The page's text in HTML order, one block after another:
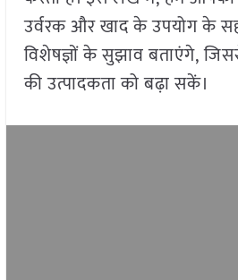
उर्वरक और खाद के उपयोग के
विशेषज्ञों के सुझाव बताएंगे,
की उत्पादकता को बढ़ा सकें।